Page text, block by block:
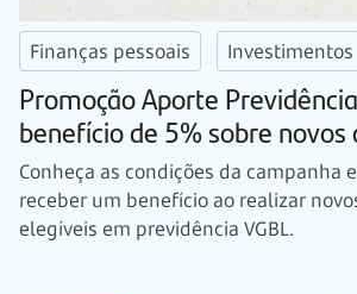
Finanças pessoais Investimentos
Promoção Aporte
benefício de 5% sobre novos
Conheça as condições da campanha
receber um benefício ao realizar
elegíveis em previdência VGBL.